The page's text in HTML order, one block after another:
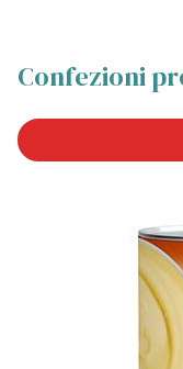
Confezioni